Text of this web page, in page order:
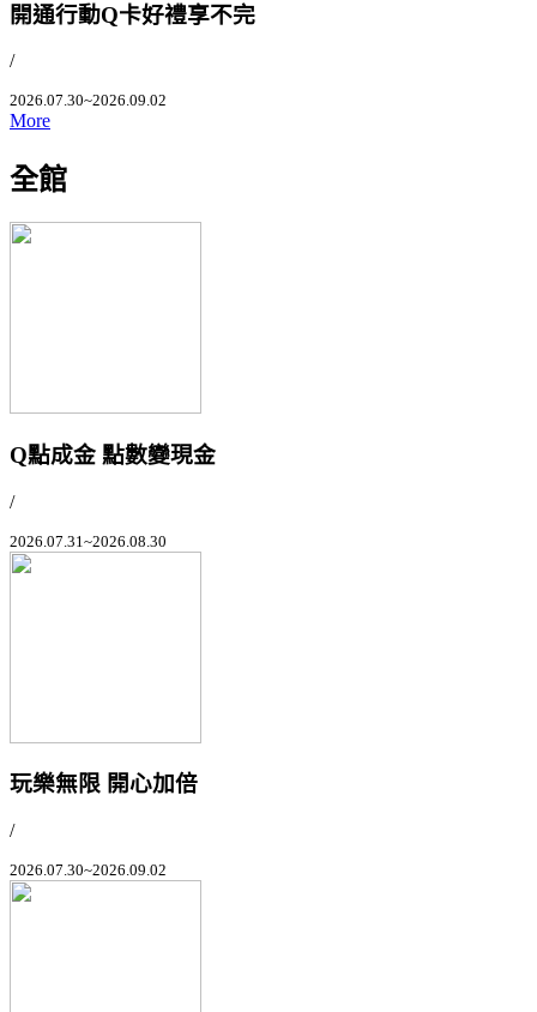
開通行動Q卡好禮享不完
/
2026.07.30~2026.09.02
More
全館
Q點成金 點數變現金
/
2026.07.31~2026.08.30
玩樂無限 開心加倍
/
2026.07.30~2026.09.02